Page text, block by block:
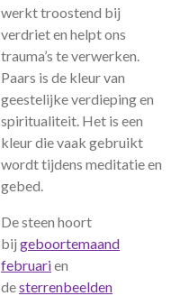
werkt troostend bij
verdriet en helpt ons
trauma’s te verwerken.
Paars is de kleur van
geestelijke verdieping en
spiritualiteit. Het is een
kleur die vaak gebruikt
wordt tijdens meditatie en
gebed.
De steen hoort
bij geboortemaand
februarien
desterrenbeelden